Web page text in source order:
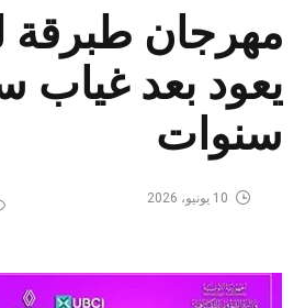
مهرجان طبرقة
يعود بعد
سنوات
10 يونيو، 2026